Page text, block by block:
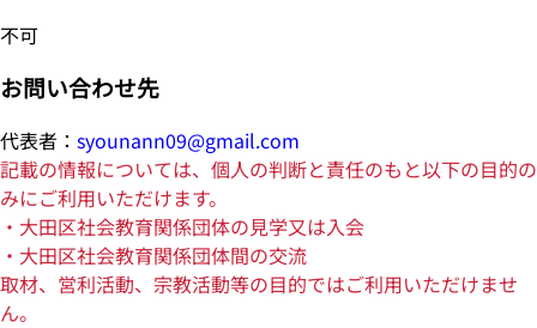
不可
お問い合わせ先
代表者： syounann09@gmail.com
記載の情報については、個人の判断と責任のもと以下の目的の
みにご利用いただけます。
・大田区社会教育関係団体の見学又は入会
・大田区社会教育関係団体間の交流
取材、営利活動、宗教活動等の目的ではご利用いただけませ
ん。